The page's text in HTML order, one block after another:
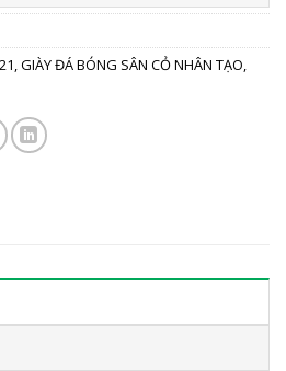
,GIÀY ĐÁ BÓNG SÂN CỎ NHÂN TẠO,